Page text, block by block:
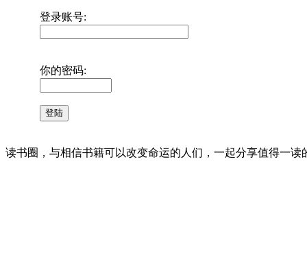
登录账号:
你的密码:
读书圈，与相信书籍可以改变命运的人们，一起分享值得一读